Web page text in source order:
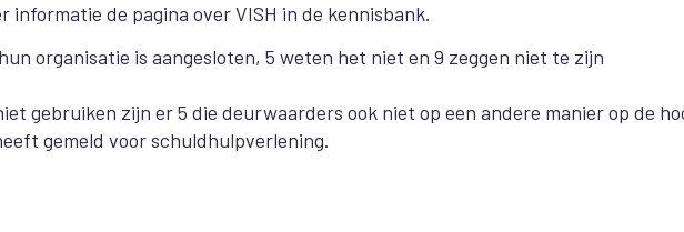
informatie de pagina over VISH in de kennisbank.
organisatie is aangesloten, 5 weten het niet en 9 zeggen niet te zijn
gebruiken zijn er 5 die deurwaarders ook niet op een andere manier op de
gemeld voor schuldhulpverlening.